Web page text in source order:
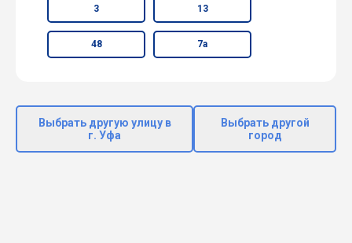
3 13
48 7а
Выбрать другую улицу в
г. Уфа
Выбрать другой
город